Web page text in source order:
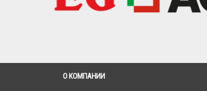
О КОМПАНИИ